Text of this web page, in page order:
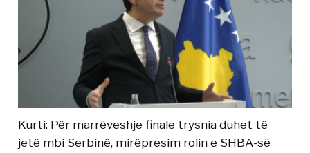
Kurti: Për marrëveshje finale trysnia duhet të
jetë mbi Serbinë, mirëpresim rolin e SHBA-së